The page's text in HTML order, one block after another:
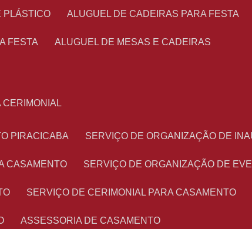
PLÁSTICO ALUGUEL DE CADEIRAS PARA FESTA
FESTA ALUGUEL DE MESAS E CADEIRAS
CERIMONIAL
PIRACICABA SERVIÇO DE ORGANIZAÇÃO DE
CASAMENTO SERVIÇO DE ORGANIZAÇÃO DE
SERVIÇO DE CERIMONIAL PARA CASAMENTO
ASSESSORIA DE CASAMENTO